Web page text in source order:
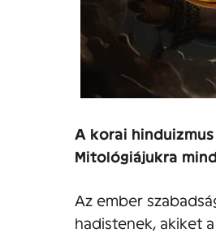
A korai
Mitológiájukra
Az ember
hadistenek, akiket